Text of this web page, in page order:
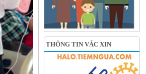
THÔNG TIN VẮC XIN